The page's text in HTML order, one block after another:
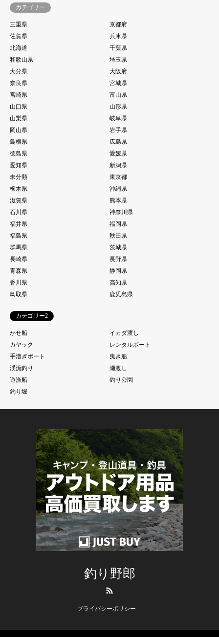
カテゴリー
三重県
京都府
佐賀県
兵庫県
北海道
千葉県
和歌山県
埼玉県
大分県
大阪府
奈良県
宮城県
宮崎県
富山県
山口県
山形県
山梨県
岐阜県
岡山県
岩手県
島根県
広島県
徳島県
愛媛県
愛知県
新潟県
未分類
東京都
栃木県
沖縄県
滋賀県
熊本県
石川県
神奈川県
福井県
福岡県
福島県
秋田県
群馬県
茨城県
長崎県
長野県
青森県
静岡県
香川県
高知県
鳥取県
鹿児島県
カテゴリー2
かせ船
イカダ渡し
カヤック
レンタルボート
手漕ぎボート
曳き船
渓流釣り
瀬渡し
遊漁船
釣り公園
釣り堀
釣り野郎
プライバシーポリシー